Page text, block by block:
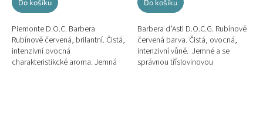
Do košíku
Piemonte D.O.C. Barbera
Rubínově červená, brilantní. Čistá,
intenzivní ovocná
charakteristikcké aroma. Jemná
Do košíku
Barbera d’Asti D.O.C.G. Rubínově
červená barva. Čistá, ovocná,
intenzivní vůně. Jemné a se
správnou tříslovinovou